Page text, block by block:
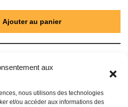
aux
nous utilisons des technologies
et/ou accéder aux informations des
Ajouter au panier